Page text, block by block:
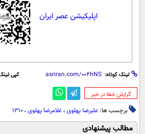
اپلیکیشن عصر ایران
لینک کوتاه: کپی
‌گزارش خطا در خبر
برچسب ها: علیرضا پهلوی ، غلامرضا پهلوی ، 1310
مطالب پیشنهادی